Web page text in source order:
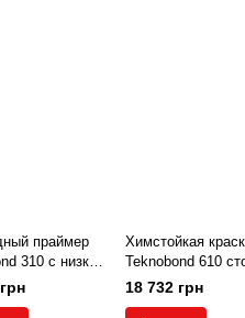
праймер
310 с низкой
без
Химстойкая
Teknobond 610
к серной,
соляной,
18 732 грн